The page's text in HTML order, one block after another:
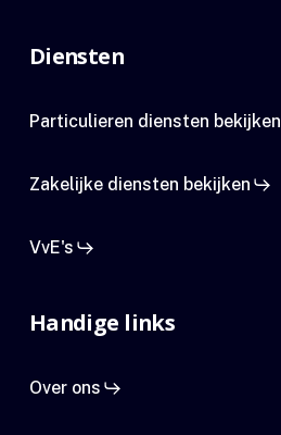
Diensten
Particulieren diensten bekijken
Zakelijke diensten bekijken
VvE's
Handige links
Over ons